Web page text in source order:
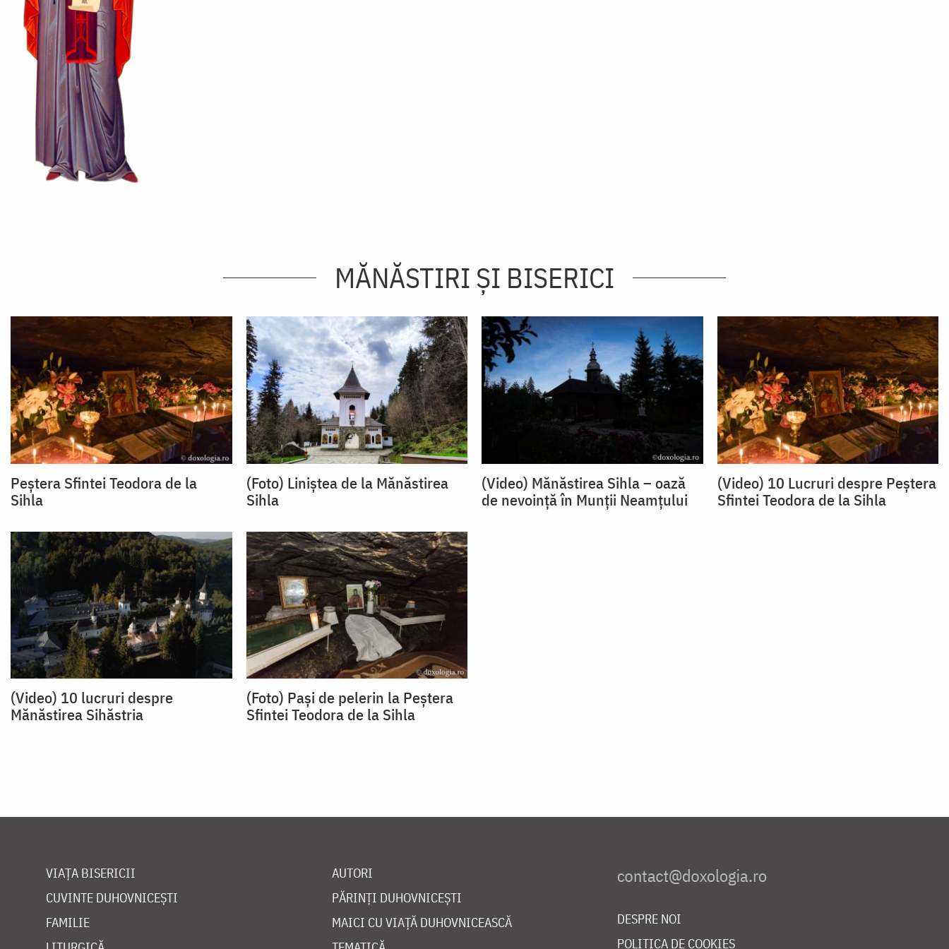
MĂNĂSTIRI ȘI BISERICI
Peștera Sfintei Teodora de la
Sihla
(Foto) Liniștea de la Mănăstirea
Sihla
(Video) Mănăstirea Sihla – oază
de nevoință în Munții Neamțului
(Video) 10 Lucruri despre Peștera
Sfintei Teodora de la Sihla
(Video) 10 lucruri despre
Mănăstirea Sihăstria
(Foto) Pași de pelerin la Peştera
Sfintei Teodora de la Sihla
VIAȚA BISERICII
CUVINTE DUHOVNICEȘTI
FAMILIE
AUTORI
PĂRINȚI DUHOVNICEȘTI
MAICI CU VIAȚĂ DUHOVNICEASCĂ
DESPRE NOI
POLITICA DE COOKIES